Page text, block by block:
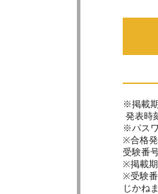
※掲載
発表時
※パス
※合格発
受験番
※掲載期
※受験番
じかね